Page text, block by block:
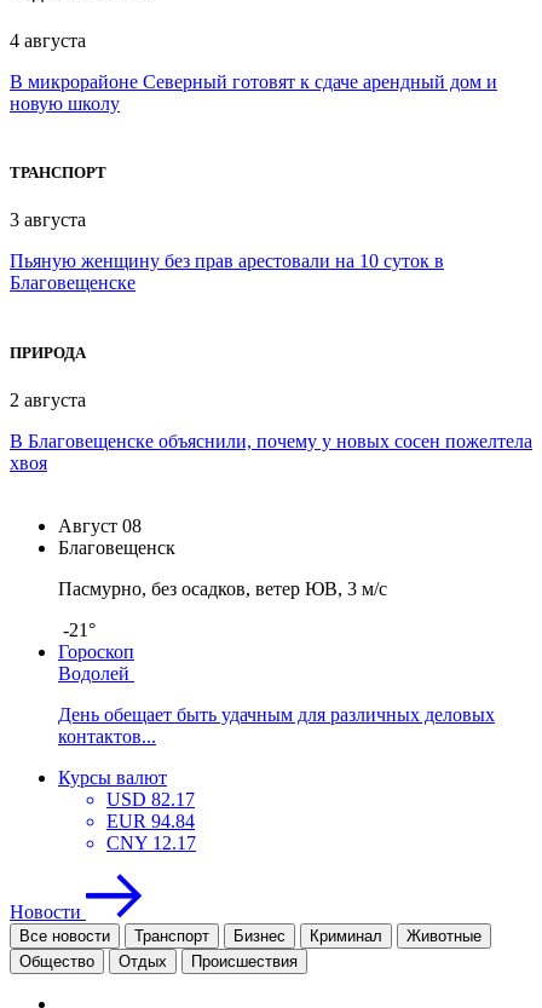
4 августа
В микрорайоне Северный готовят к сдаче арендный дом и
новую школу
ТРАНСПОРТ
3 августа
Пьяную женщину без прав арестовали на 10 суток в
Благовещенске
ПРИРОДА
2 августа
В Благовещенске объяснили, почему у новых сосен пожелтела
хвоя
Август 08
Благовещенск
Пасмурно, без осадков, ветер ЮВ, 3 м/с
-21°
Гороскоп
Водолей
День обещает быть удачным для различных деловых
контактов...
Курсы валют
USD 82.17
EUR 94.84
CNY 12.17
Новости
Все новости Транспорт Бизнес Криминал
Животные
Общество
Отдых Проиcшествия